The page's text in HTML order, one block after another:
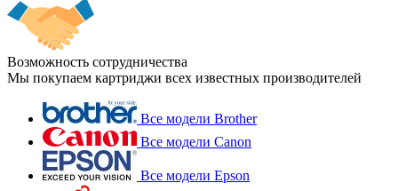
Возможность сотрудничества
Мы покупаем картриджи всех известных производителей
Все модели Brother
Все модели Canon
Все модели Epson